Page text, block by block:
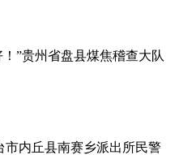
”贵州省盘县煤焦稽查大队
内丘县南赛乡派出所民警